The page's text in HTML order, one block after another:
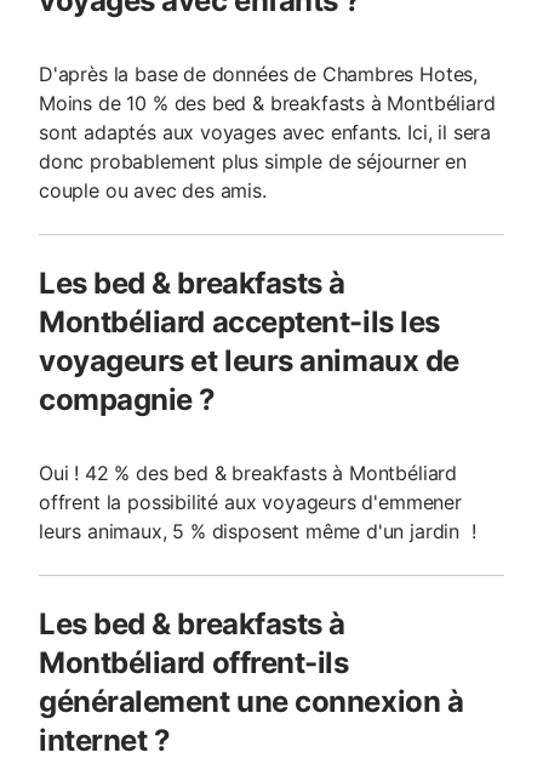
D'après la base de données de Chambres Hotes,
Moins de 10 % des bed & breakfasts à Montbéliard
sont adaptés aux voyages avec enfants. Ici, il sera
donc probablement plus simple de séjourner en
couple ou avec des amis.
Les bed & breakfasts à
Montbéliard acceptent-ils les
voyageurs et leurs animaux de
compagnie ?
Oui ! 42 % des bed & breakfasts à Montbéliard
offrent la possibilité aux voyageurs d'emmener
leurs animaux, 5 % disposent même d'un jardin !
Les bed & breakfasts à
Montbéliard offrent-ils
généralement une connexion à
internet ?